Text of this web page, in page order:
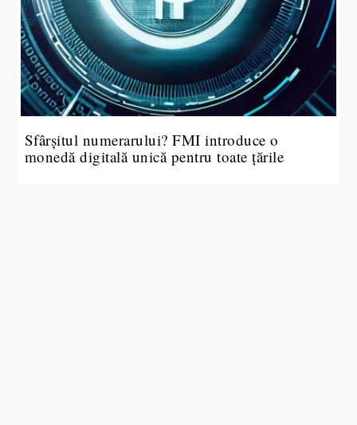
Sfârșitul numerarului? FMI introduce o
monedă digitală unică pentru toate țările